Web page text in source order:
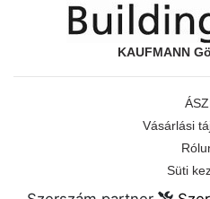
KAUFMANN
Vásárlási
Süti